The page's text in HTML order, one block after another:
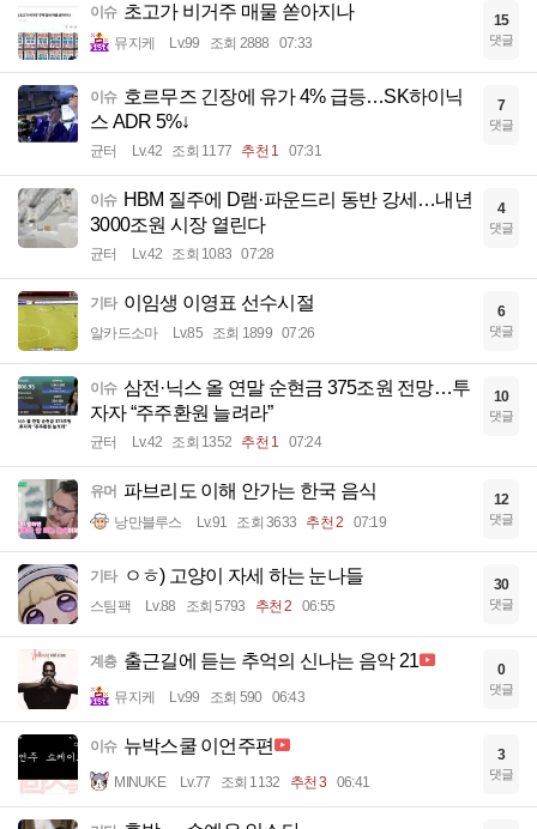
이슈 초고가 비거주 매물 쏟아지나
뮤지케 Lv.99 조회 2888 07:33
15
댓글
이슈 호르무즈 긴장에 유가 4% 급등…SK하이닉
스 ADR 5%↓
균터 Lv.42 조회 1177 추천 1 07:31
7
댓글
이슈 HBM 질주에 D램·파운드리 동반 강세…내년
3000조원 시장 열린다
균터 Lv.42 조회 1083 07:28
4
댓글
기타 이임생 이영표 선수시절
알카드소마 Lv.85 조회 1899 07:26
6
댓글
이슈 삼전·닉스 올 연말 순현금 375조원 전망…투
자자 “주주환원 늘려라”
균터 Lv.42 조회 1352 추천 1 07:24
10
댓글
유머 파브리도 이해 안가는 한국 음식
낭만블루스 Lv.91 조회 3633 추천 2 07:19
12
댓글
기타 ㅇㅎ) 고양이 자세 하는 눈나들
스팀팩 Lv.88 조회 5793 추천 2 06:55
30
댓글
계층 출근길에 듣는 추억의 신나는 음악 21
뮤지케 Lv.99 조회 590 06:43
0
댓글
이슈 뉴박스쿨 이언주편
MINUKE Lv.77 조회 1132 추천 3 06:41
3
댓글